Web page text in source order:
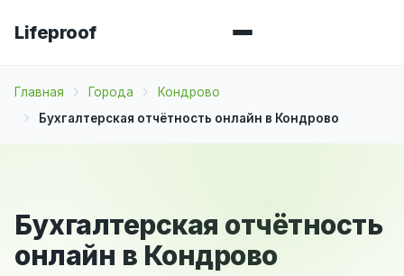
Lifeproof
Главная Города
Кондрово
Бухгалтерская отчётность онлайн в Кондрово
Бухгалтерская отчётность
онлайн в Кондрово